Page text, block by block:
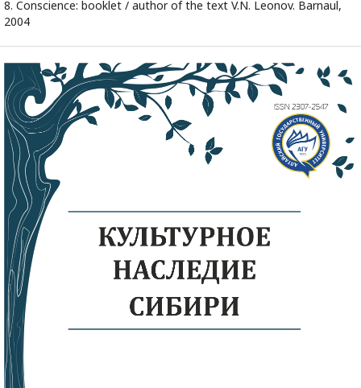
8. Conscience: booklet / author of the text V.N. Leonov. Barnaul,
2004